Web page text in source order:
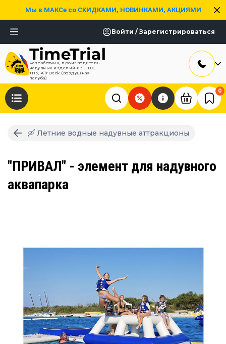
Мы в МАКСе со СКИДКАМИ, НОВИНКАМИ, АКЦИЯМИ
Войти / Зарегистрироваться
Разработчик, производитель
надувных изделий из ПВХ,
ТПУ, AirDeck (воздушная
палуба)
0
🛶 Летние водные надувные аттракционы
"ПРИВАЛ" - элемент для надувного
аквапарка